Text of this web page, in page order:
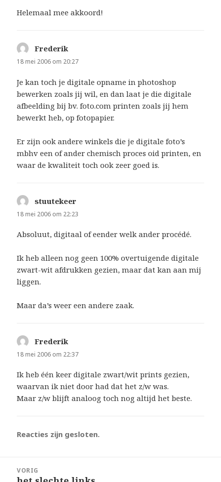
Helemaal mee akkoord!
Frederikschreef:
18 mei 2006 om 20:27
Je kan toch je digitale opname in photoshop
bewerken zoals jij wil, en dan laat je die digitale
afbeelding bij bv. foto.com printen zoals jij hem
bewerkt heb, op fotopapier.
Er zijn ook andere winkels die je digitale foto’s
mbhv een of ander chemisch proces oid printen, en
waar de kwaliteit toch ook zeer goed is.
stuutekeer
18 mei 2006 om 22:23
Absoluut, digitaal of eender welk ander procédé.
Ik heb alleen nog geen 100% overtuigende digitale
zwart-wit afdrukken gezien, maar dat kan aan mij
liggen.
Maar da’s weer een andere zaak.
Frederik
18 mei 2006 om 22:37
Ik heb één keer digitale zwart/wit prints gezien,
waarvan ik niet door had dat het z/w was.
Maar z/w blijft analoog toch nog altijd het beste.
Reacties zijn gesloten.
navigatie
VORIG